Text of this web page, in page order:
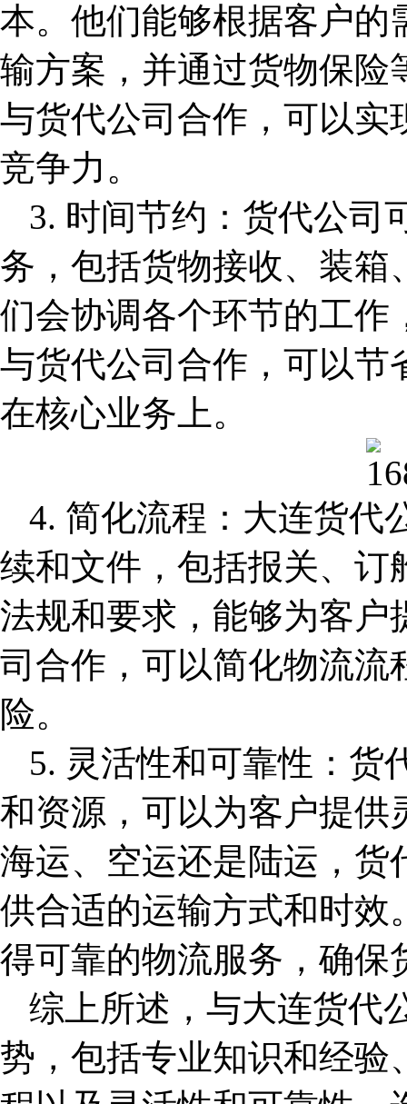
本。他们能够根据客户的
输方案，并通过货物保险
与货代公司合作，可以实
竞争力。
3. 时间节约：货代公司
务，包括货物接收、装箱
们会协调各个环节的工作
与货代公司合作，可以节
在核心业务上。
4. 简化流程： 大连货代
续和文件，包括报关、订
法规和要求，能够为客户
司合作，可以简化物流流
险。
5. 灵活性和可靠性：货
和资源，可以为客户提供
海运、空运还是陆运，货
供合适的运输方式和时效
得可靠的物流服务，确保
综上所述，与大连货代
势，包括专业知识和经验